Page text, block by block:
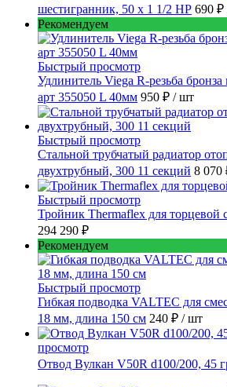
шестигранник, 50 x 1 1/2 НР 690 ₽
Рекомендуем
Быстрый просмотр
Удлинитель Viega R-резьба
арт 355050 L 40мм 950 ₽ / шт
Быстрый просмотр
Стальной трубчатый радиатор
двухтрубный, 300 11 секций 8 070
Быстрый просмотр
Тройник Thermaflex для торцевой
294 290 ₽
Рекомендуем
Быстрый просмотр
Гибкая подводка VALTEC для
18 мм, длина 150 см 240 ₽ / шт
просмотр
Отвод Вулкан V50R d100/200, 45